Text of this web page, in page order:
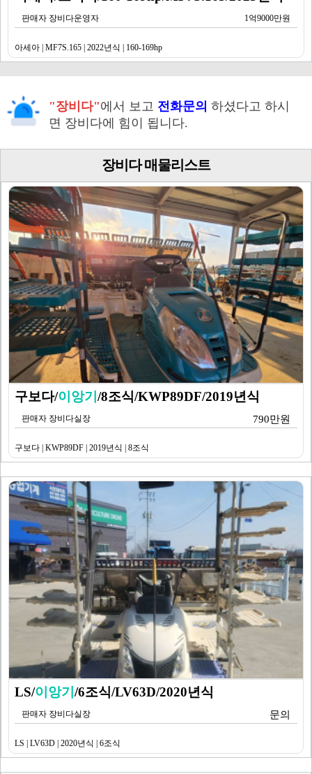
판매자 장비다운영자 1억9000만원
아세아 | MF7S.165 | 2022년식 | 160-169hp
"장비다"에서 보고 전화문의 하셨다고 하시
면 장비다에 힘이 됩니다.
장비다 매물리스트
구보다/이앙기/8조식/KWP89DF/2019년식
판매자 장비다실장 790만원
구보다 | KWP89DF | 2019년식 | 8조식
LS/이앙기/6조식/LV63D/2020년식
판매자 장비다실장 문의
LS | LV63D | 2020년식 | 6조식